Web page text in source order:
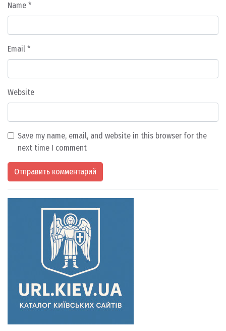
Name *
Email *
Website
Save my name, email, and website in this browser for the
next time I comment